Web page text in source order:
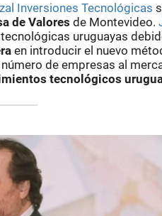
Inversiones Tecnológicas
de Valores de Montevideo.
uruguayas
en introducir el nuevo
de empresas al
tecnológicos